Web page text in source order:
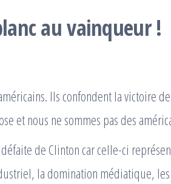
au vainqueur !
Ils confondent la victoire
et nous ne sommes pas des
de Clinton car celle-ci
la domination médiatique, les